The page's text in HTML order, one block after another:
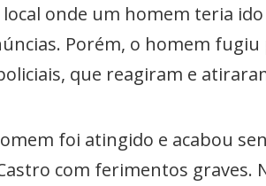
onde um homem teria
Porém, o homem
que reagiram e
foi atingido e acabou
com ferimentos graves.